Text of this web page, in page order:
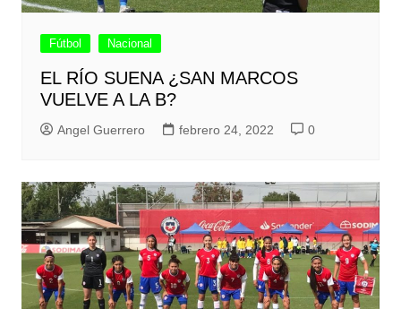
Fútbol Nacional
EL RÍO SUENA ¿SAN MARCOS
VUELVE A LA B?
Angel Guerrero febrero 24, 2022 0